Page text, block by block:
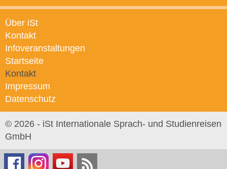
Über iSt
Kontakt
Infoveranstaltungen
Startseite
Kontakt
Impressum
Datenschutz
© 2026 - iSt Internationale Sprach- und Studienreisen
GmbH